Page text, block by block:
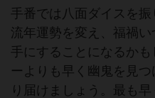
手番では八面ダイスを振
流年運勢を変え、福禍
手にすることになるか
ーよりも早く幽鬼を見
り届けましょう。最も